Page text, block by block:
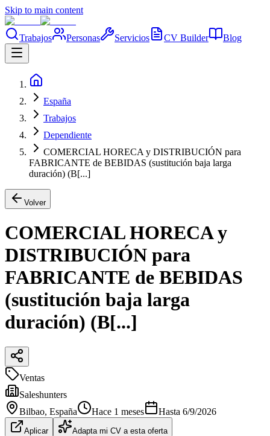
Skip to main content
Trabajos Personas Servicios CV Builder Blog
España
Trabajos
Dependiente
COMERCIAL HORECA y DISTRIBUCIÓN para
FABRICANTE de BEBIDAS (sustitución baja larga
duración) (B[...]
Volver
COMERCIAL HORECA y
DISTRIBUCIÓN para
FABRICANTE de BEBIDAS
(sustitución baja larga
duración) (B[...]
Ventas
Saleshunters
Bilbao, España Hace 1 meses Hasta 6/9/2026
Aplicar Adapta mi CV a esta oferta